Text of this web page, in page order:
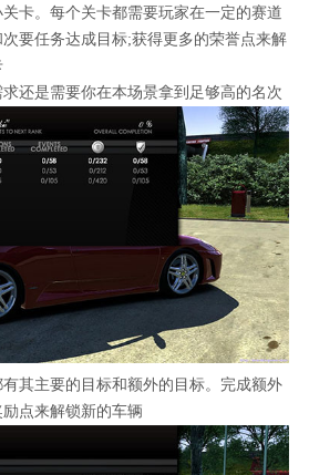
卡。每个关卡都需要玩家在一定的赛道
要任务达成目标;获得更多的荣誉点来解
还是需要你在本场景拿到足够高的名次
其主要的目标和额外的目标。完成额外
点来解锁新的车辆